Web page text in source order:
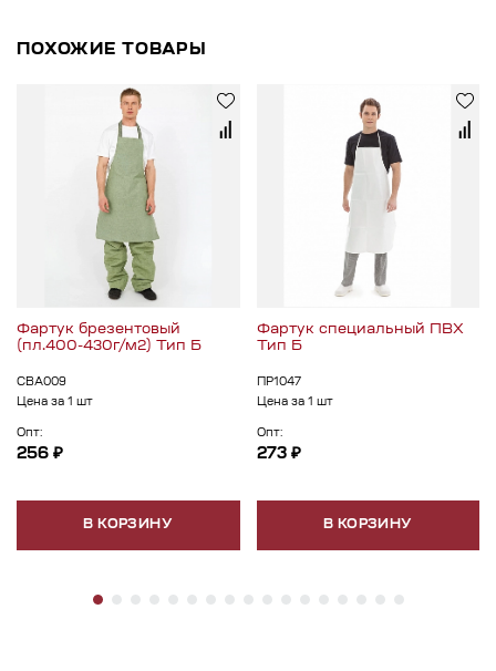
ПОХОЖИЕ ТОВАРЫ
Фартук брезентовый
(пл.400-430г/м2) Тип Б
СВА009
Цена за 1 шт
Опт:
256 ₽
В КОРЗИНУ
Фартук специальный ПВХ
Тип Б
ПР1047
Цена за 1 шт
Опт:
273 ₽
В КОРЗИНУ